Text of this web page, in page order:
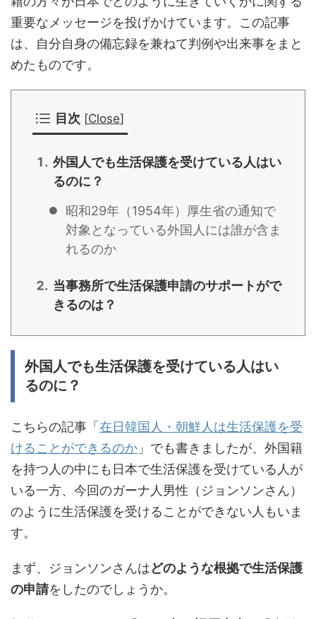
重要なメッセージを投げかけています。この記事
は、自分自身の備忘録を兼ねて判例や出来事をまと
めたものです。
目次 [Close]
外国人でも生活保護を受けている人はい
るのに？
昭和29年（1954年）厚生省の通知で
対象となっている外国人には誰が含ま
れるのか
当事務所で生活保護申請のサポートがで
きるのは？
外国人でも生活保護を受けている人はい
るのに？
こちらの記事「 在日韓国人・朝鮮人は生活保護を受
けることができるのか 」でも書きましたが、外国籍
を持つ人の中にも日本で生活保護を受けている人が
いる一方、今回のガーナ人男性（ジョンソンさん）
のように生活保護を受けることができない人もいま
す。
まず、ジョンソンさんはどのような根拠で生活保護
の申請をしたのでしょうか。